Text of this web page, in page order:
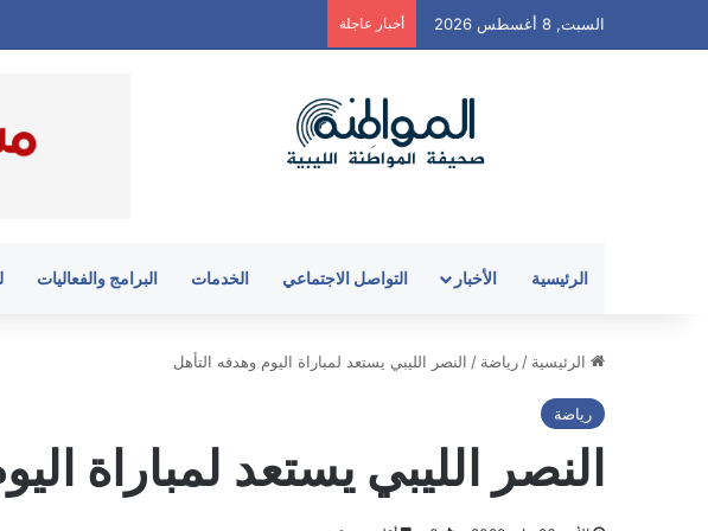
السبت, 8 أغسطس 2026 أخبار عاجلة
الرئيسية الأخبار التواصل الاجتماعي الخدمات البرامج والفعاليات
الرئيسية / رياضة / النصر الليبي يستعد لمباراة اليوم وهدفه التأهل
رياضة
النصر الليبي يستعد لمباراة